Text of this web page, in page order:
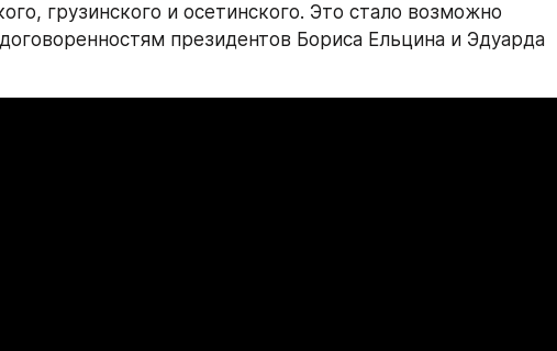
грузинского и осетинского. Это стало возможно
президентов Бориса Ельцина и Эдуарда